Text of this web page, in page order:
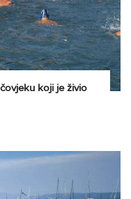
koji je živio